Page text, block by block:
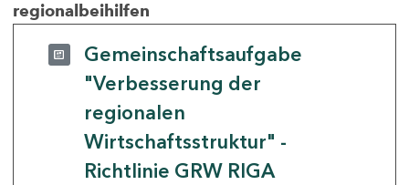
regionalbeihilfen
Gemeinschaftsaufgabe
"Verbesserung der
regionalen
Wirtschaftsstruktur" -
Richtlinie GRW RIGA